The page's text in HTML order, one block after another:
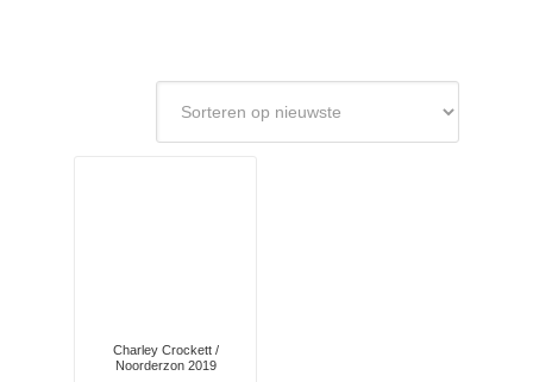
Charley Crockett /
Noorderzon 2019